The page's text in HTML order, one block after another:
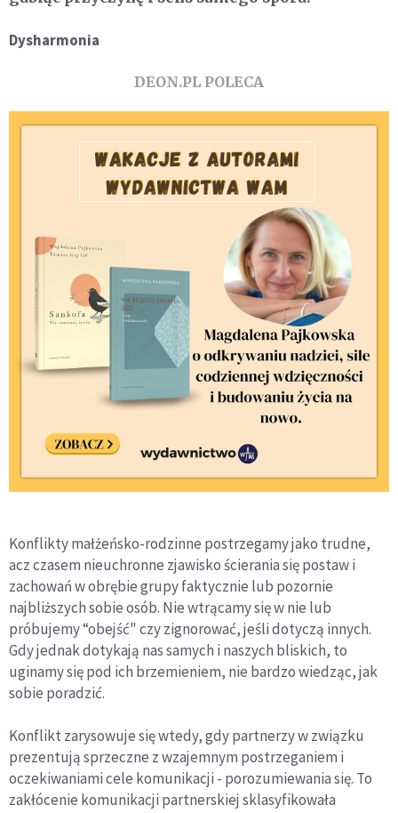
Dysharmonia
DEON.PL POLECA
Konflikty małżeńsko-rodzinne postrzegamy jako trudne,
acz czasem nieuchronne zjawisko ścierania się postaw i
zachowań w obrębie grupy faktycznie lub pozornie
najbliższych sobie osób. Nie wtrącamy się w nie lub
próbujemy “obejść" czy zignorować, jeśli dotyczą innych.
Gdy jednak dotykają nas samych i naszych bliskich, to
uginamy się pod ich brzemieniem, nie bardzo wiedząc, jak
sobie poradzić.
Konflikt zarysowuje się wtedy, gdy partnerzy w związku
prezentują sprzeczne z wzajemnym postrzeganiem i
oczekiwaniami cele komunikacji - porozumiewania się. To
zakłócenie komunikacji partnerskiej sklasyfikowała